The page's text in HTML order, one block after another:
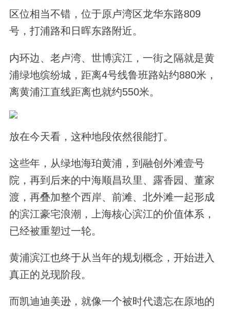
区位相当不错，位于原卢湾区龙华东路809
号，打浦路和日晖东路附近。
内环边、老卢湾、世博滨江，一街之隔就是黄
浦绿地缤纷城，距离4号线鲁班路站约880米，
离黄浦江直线距离也就约550米。
放在今天看，这种地段依然很能打。
这些年，从绿地海珀黄浦，到融创外滩壹号
院，再到后来的中海顺昌玖里、露香园、董家
渡，再叠加整个西岸、前滩、北外滩一起形成
的滨江豪宅浪潮，上海核心滨江的价值体系，
已经被重塑过一轮。
黄浦滨江也终于从当年的规划概念，开始进入
真正的兑现阶段。
而凯迪迪美逊，就像一个被时代遗忘在原地的